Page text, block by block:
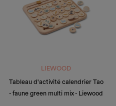
LIEWOOD
Tableau d'activité calendrier Tao
- faune green multi mix - Liewood